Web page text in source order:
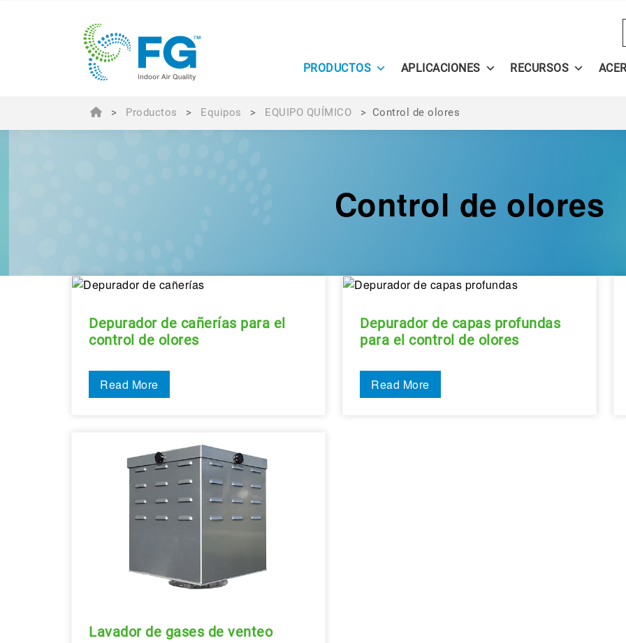
PRODUCTOS APLICACIONES RECURSOS
> Productos > Equipos > EQUIPO QUÍMICO > Control de olores
Control de olores
Depurador de cañerías para el
control de olores
Read More
Depurador de capas profundas
para el control de olores
Read More
Lavador de gases de venteo